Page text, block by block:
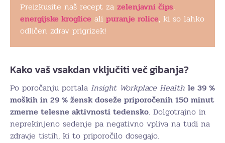
Preizkusite naš recept za zelenjavni čips,
energijske kroglice ali puranje rolice, ki so lahko
odličen zdrav prigrizek!
Kako vaš vsakdan vključiti več gibanja?
Po poročanju portala Insight Workplace Health le 39 %
moških in 29 % žensk doseže priporočenih 150 minut
zmerne telesne aktivnosti tedensko. Dolgotrajno in
neprekinjeno sedenje pa negativno vpliva na tudi na
zdravje tistih, ki to priporočilo dosegajo.